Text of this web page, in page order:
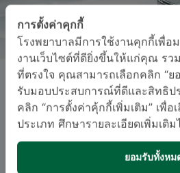
พญ. กฤตพร ส
สาขากุมารเวช
อนุสาขาสาขากุมาร
การตั้งค่าคุกกี้
โรงพยาบาลมีการใช้งานคุกกี้เพื่อ
งานเว็บไซต์ที่ดียิ่งขึ้นให้แก่คุณ รว
ที่ตรงใจ คุณสามารถเลือกคลิก “ย
รับมอบประสบการณ์ที่ดีและสิทธิป
คลิก “การตั้งค่าคุ้กกี้เพิ่มเติม” เพื่อ
ประเภท ศึกษารายละเอียดเพิ่มเติม
ยอมรับทั้งหม